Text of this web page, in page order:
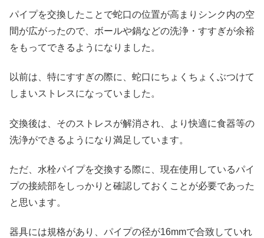
パイプを交換したことで蛇口の位置が高まりシンク内の空
間が広がったので、ボールや鍋などの洗浄・すすぎが余裕
をもってできるようになりました。
以前は、特にすすぎの際に、蛇口にちょくちょくぶつけて
しまいストレスになっていました。
交換後は、そのストレスが解消され、より快適に食器等の
洗浄ができるようになり満足しています。
ただ、水栓パイプを交換する際に、現在使用しているパイ
プの接続部をしっかりと確認しておくことが必要であった
と思います。
器具には規格があり、パイプの径が16mmで合致していれ